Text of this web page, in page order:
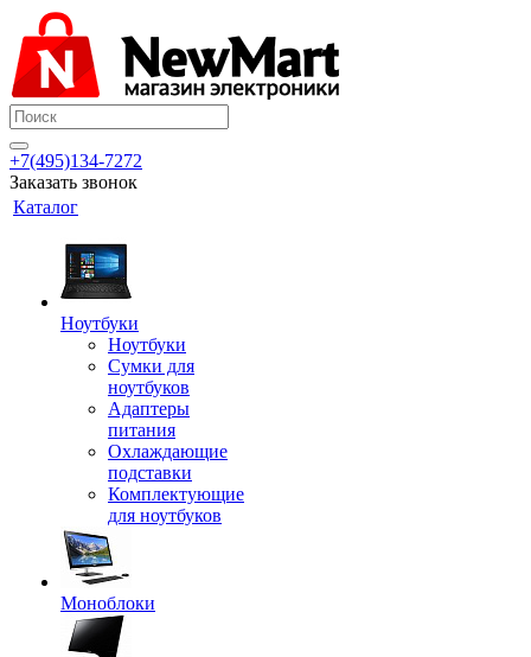
+7(495)134-7272
Заказать звонок
Каталог
Ноутбуки
Ноутбуки
Сумки для
ноутбуков
Адаптеры
питания
Охлаждающие
подставки
Комплектующие
для ноутбуков
Моноблоки